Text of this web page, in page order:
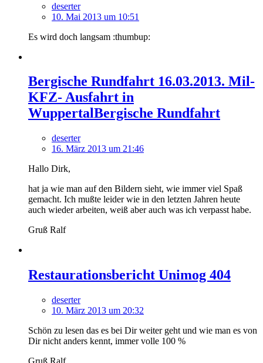
deserter
10. Mai 2013 um 10:51
Es wird doch langsam :thumbup:
Bergische Rundfahrt 16.03.2013. Mil-
KFZ- Ausfahrt in
WuppertalBergische Rundfahrt
deserter
16. März 2013 um 21:46
Hallo Dirk,
hat ja wie man auf den Bildern sieht, wie immer viel Spaß
gemacht. Ich mußte leider wie in den letzten Jahren heute
auch wieder arbeiten, weiß aber auch was ich verpasst habe.
Gruß Ralf
Restaurationsbericht Unimog 404
deserter
10. März 2013 um 20:32
Schön zu lesen das es bei Dir weiter geht und wie man es von
Dir nicht anders kennt, immer volle 100 %